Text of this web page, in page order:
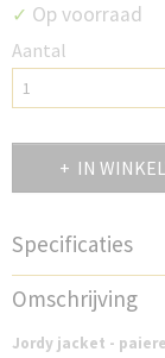
✓ Op voorraad
Aantal
IN
Specificaties
Productcode
NJJ6
Omschrijving
Jordy jacket -